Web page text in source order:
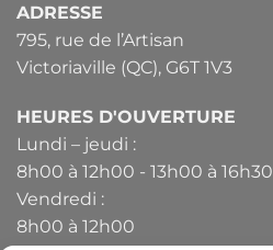
ADRESSE
795, rue de l’Artisan
Victoriaville (QC), G6T 1V3
HEURES D'OUVERTURE
Lundi – jeudi :
8h00 à 12h00 - 13h00 à 16h30
Vendredi :
8h00 à 12h00